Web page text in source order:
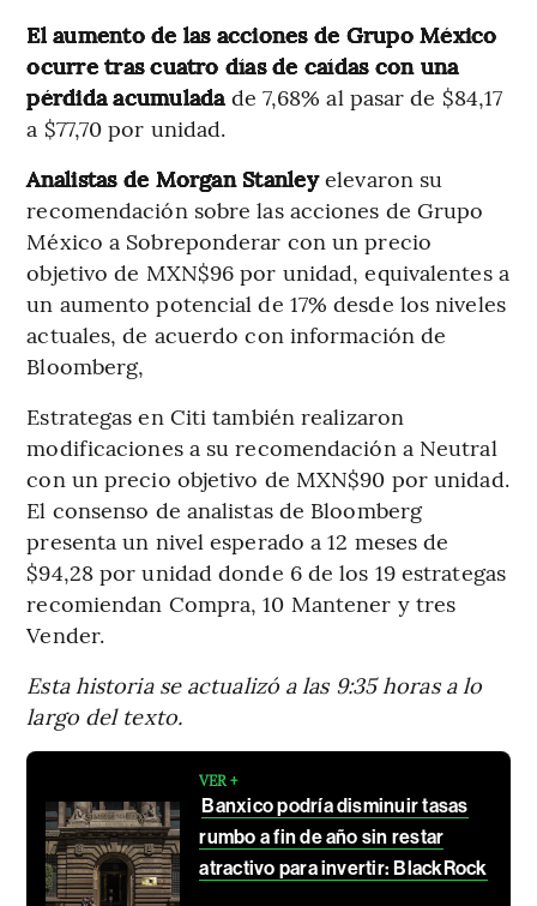
El aumento de las acciones de Grupo México
ocurre tras cuatro días de caídas con una
pérdida acumuladade 7,68% al pasar de $84,17
a $77,70 por unidad.
Analistas de Morgan Stanleyelevaron su
recomendación sobre las acciones de Grupo
México a Sobreponderar con un precio
objetivo de MXN$96 por unidad, equivalentes a
un aumento potencial de 17% desde los niveles
actuales, de acuerdo con información de
Bloomberg,
Estrategas en Citi también realizaron
modificaciones a su recomendación a Neutral
con un precio objetivo de MXN$90 por unidad.
El consenso de analistas de Bloomberg
presenta un nivel esperado a 12 meses de
$94,28 por unidad donde 6 de los 19 estrategas
recomiendan Compra, 10 Mantener y tres
Vender.
Esta historia se actualizó a las 9:35 horas a lo
largo del texto.
VER +
Banxico podría disminuir tasas
rumbo a fin de año sin restar
atractivo para invertir: BlackRock